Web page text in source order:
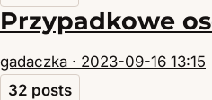
Przypadkowe
gadaczka · 2023-09-16 13:15
32 posts